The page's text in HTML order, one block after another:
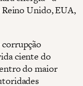
Unido, EUA,
ciente do
do maior